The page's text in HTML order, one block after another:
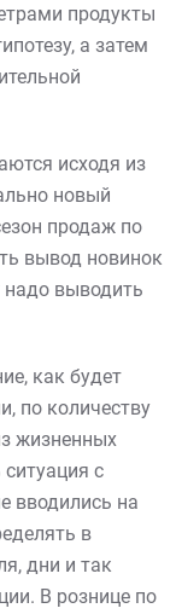
продукты
а затем
исходя из
новый
продаж по
вывод новинок
надо выводить
как будет
по количеству
жизненных
с
вводились на
в
дни и так
В рознице по